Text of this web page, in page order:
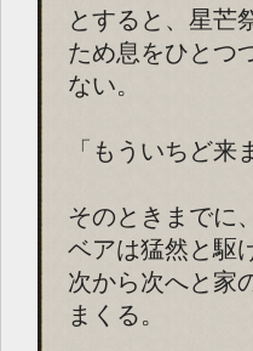
とすると、星芒
ため息をひとつ
ない。
「もういちど来
そのときまでに
ベアは猛然と駆
次から次へと家
まくる。